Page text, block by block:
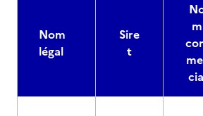
Nom
légal
Sire
t
m